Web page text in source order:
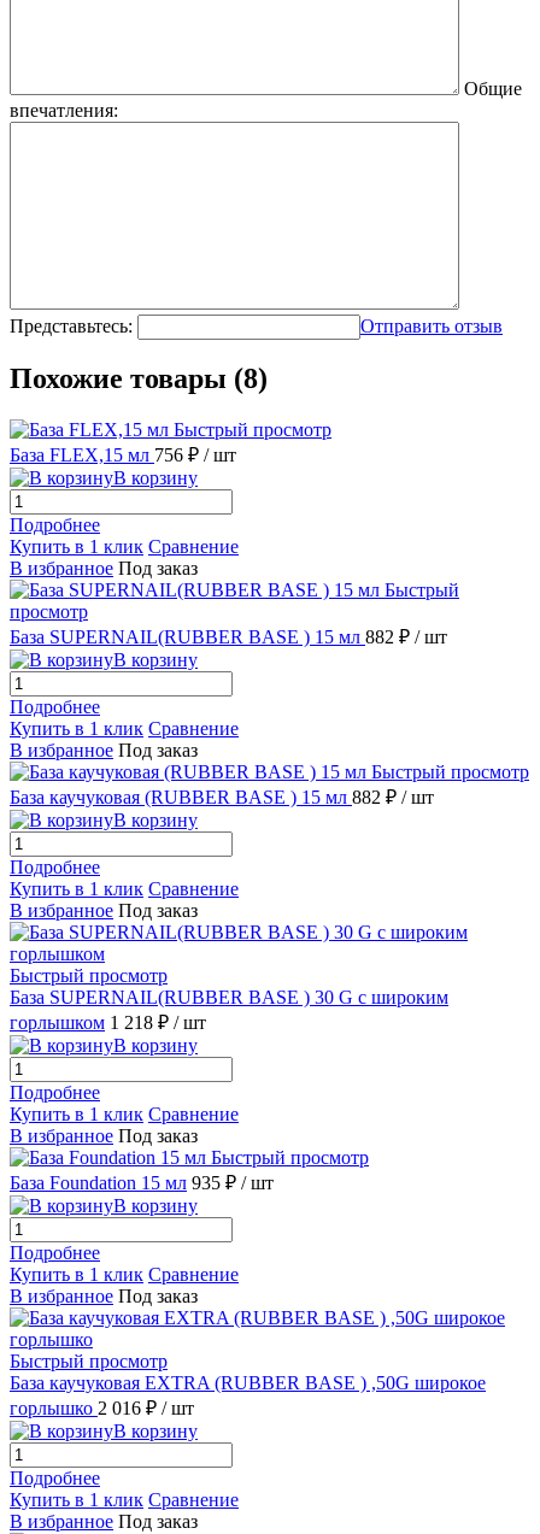
Общие
впечатления:
Представьтесь: Отправить отзыв
Похожие товары (8)
Быстрый просмотр
База FLEX,15 мл 756 ₽ / шт
В корзину
Подробнее
Купить в 1 клик Сравнение
В избранное Под заказ
Быстрый
просмотр
База SUPERNAIL(RUBBER BASE ) 15 мл 882 ₽ / шт
В корзину
Подробнее
Купить в 1 клик Сравнение
В избранное Под заказ
Быстрый просмотр
База каучуковая (RUBBER BASE ) 15 мл 882 ₽ / шт
В корзину
Подробнее
Купить в 1 клик Сравнение
В избранное Под заказ
Быстрый просмотр
База SUPERNAIL(RUBBER BASE ) 30 G с широким
горлышком 1 218 ₽ / шт
В корзину
Подробнее
Купить в 1 клик Сравнение
В избранное Под заказ
Быстрый просмотр
База Foundation 15 мл 935 ₽ / шт
В корзину
Подробнее
Купить в 1 клик Сравнение
В избранное Под заказ
Быстрый просмотр
База каучуковая EXTRA (RUBBER BASE ) ,50G широкое
горлышко 2 016 ₽ / шт
В корзину
Подробнее
Купить в 1 клик Сравнение
В избранное Под заказ